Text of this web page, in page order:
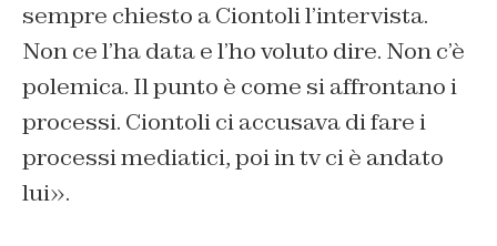
sempre chiesto a Ciontoli l’intervista.
Non ce l’ha data e l’ho voluto dire. Non c’è
polemica. Il punto è come si affrontano i
processi. Ciontoli ci accusava di fare i
processi mediatici, poi in tv ci è andato
lui».